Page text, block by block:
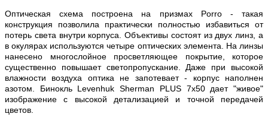
Оптическая схема построена на призмах Porro - такая
конструкция позволила практически полностью избавиться от
потерь света внутри корпуса. Объективы состоят из двух линз, а
в окулярах используются четыре оптических элемента. На линзы
нанесено многослойное просветляющее покрытие, которое
существенно повышает светопропускание. Даже при высокой
влажности воздуха оптика не запотевает - корпус наполнен
азотом. Бинокль Levenhuk Sherman PLUS 7x50 дает "живое"
изображение с высокой детализацией и точной передачей
цветов.